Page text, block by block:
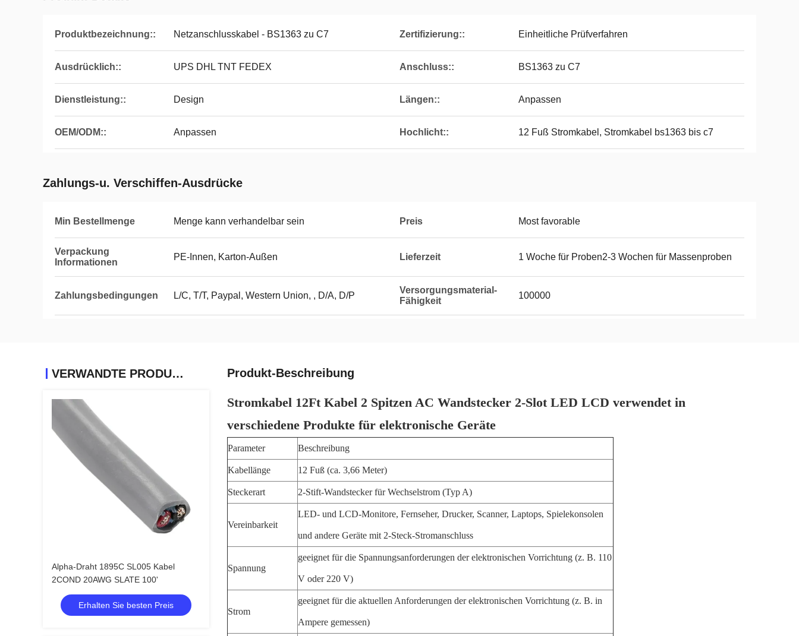
Produktbezeichnung:: Netzanschlusskabel - BS1363 zu C7 Zertifizierung:: Einheitliche Prüfverfahren
Ausdrücklich:: UPS DHL TNT FEDEX Anschluss:: BS1363 zu C7
Dienstleistung:: Design Längen:: Anpassen
OEM/ODM:: Anpassen Hochlicht:: 12 Fuß Stromkabel, Stromkabel bs1363 bis c7
Zahlungs-u. Verschiffen-Ausdrücke
Min Bestellmenge Menge kann verhandelbar sein Preis Most favorable
Verpackung
Informationen
PE-Innen, Karton-Außen Lieferzeit 1 Woche für Proben2-3 Wochen für Massenproben
Zahlungsbedingungen L/C, T/T, Paypal, Western Union, , D/A, D/P
Versorgungsmaterial-
Fähigkeit
100000
VERWANDTE PRODUKTE
Alpha-Draht 1895C SL005 Kabel
2COND 20AWG SLATE 100'
Erhalten Sie besten Preis
Produkt-Beschreibung
Stromkabel 12Ft Kabel 2 Spitzen AC Wandstecker 2-Slot LED LCD verwendet in
verschiedene Produkte für elektronische Geräte
Parameter Beschreibung
Kabellänge 12 Fuß (ca. 3,66 Meter)
Steckerart 2-Stift-Wandstecker für Wechselstrom (Typ A)
Vereinbarkeit
LED- und LCD-Monitore, Fernseher, Drucker, Scanner, Laptops, Spielekonsolen
und andere Geräte mit 2-Steck-Stromanschluss
Spannung
geeignet für die Spannungsanforderungen der elektronischen Vorrichtung (z. B. 110
V oder 220 V)
Strom
geeignet für die aktuellen Anforderungen der elektronischen Vorrichtung (z. B. in
Ampere gemessen)